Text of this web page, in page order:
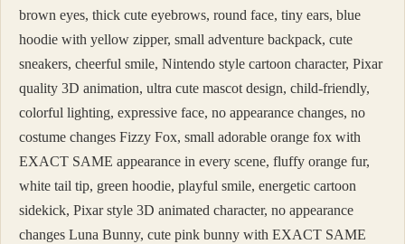
brown eyes, thick cute eyebrows, round face, tiny ears, blue
hoodie with yellow zipper, small adventure backpack, cute
sneakers, cheerful smile, Nintendo style cartoon character, Pixar
quality 3D animation, ultra cute mascot design, child-friendly,
colorful lighting, expressive face, no appearance changes, no
costume changes Fizzy Fox, small adorable orange fox with
EXACT SAME appearance in every scene, fluffy orange fur,
white tail tip, green hoodie, playful smile, energetic cartoon
sidekick, Pixar style 3D animated character, no appearance
changes Luna Bunny, cute pink bunny with EXACT SAME